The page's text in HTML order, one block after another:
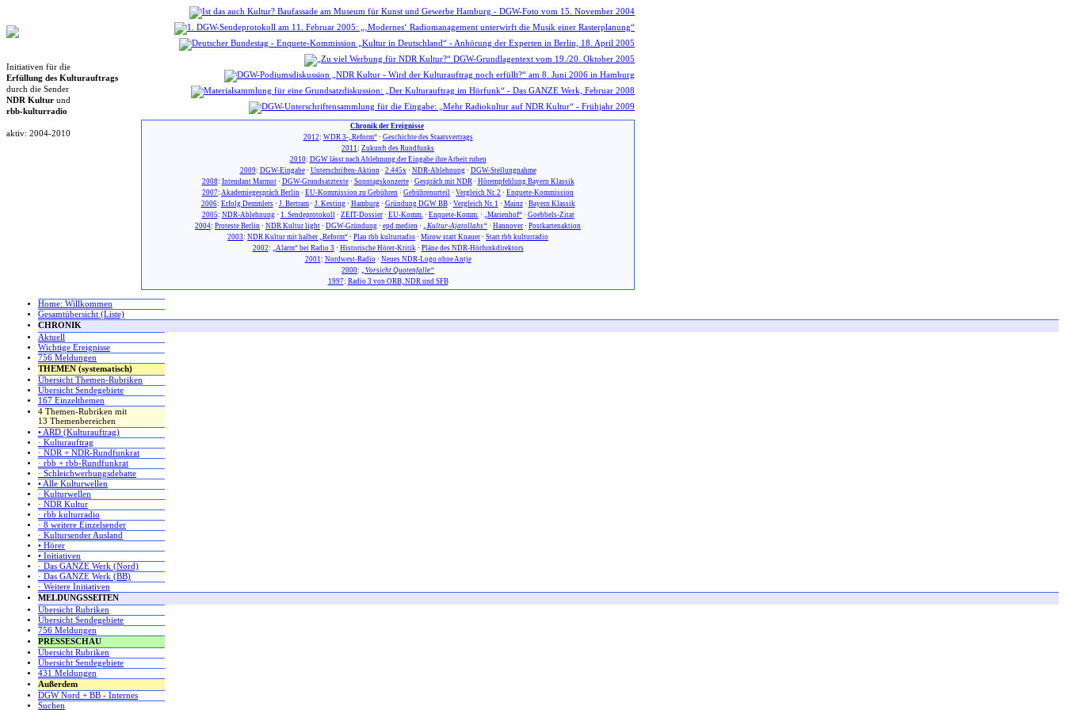
Initiativen für die
Erfüllung des Kulturauftrags
durch die Sender
NDR Kultur und
rbb-kulturradio
aktiv: 2004-2010
Chronik der Ereignisse
2012: WDR 3-„Reform“· Geschichte des Staatsvertrags
2011: Zukunft des Rundfunks
2010: DGW lässt nach Ablehnung der Eingabe ihre Arbeit ruhen
2009: DGW-Eingabe· Unterschriften-Aktion· 2.445x· NDR-Ablehnung· DGW-Stellungnahme
2008: Intendant Marmor· DGW-Grundsatztexte· Sonntagskonzerte· Gespräch mit NDR· Hörempfehlung Bayern Klassik
2007: Akademiegespräch Berlin · EU-Kommission zu Gebühren · Gebührenurteil · Vergleich Nr. 2 · Enquete-Kommission
2006: Erfolg Demmlers· J. Bertram· J. Kesting· Hamburg· Gründung DGW BB· Vergleich Nr. 1 · Mainz· Bayern Klassik
2005: NDR-Ablehnung· 1. Sendeprotokoll· ZEIT-Dossier· EU-Komm.· Enquete-Komm.· „Marienhof“· Goebbels-Zitat
2004: Proteste Berlin · NDR Kultur light · DGW-Gründung · epd medien · „Kultur-Ajatollahs“ · Hannover · Postkartenaktion
2003: NDR Kultur mit halber „Reform“ · Plan rbb kulturradio · Mirow statt Knauer · Start rbb kulturradio
2002: „Alarm“ bei Radio 3 · Historische Hörer-Kritik· Pläne des NDR-Hörfunkdirektors
2001: Nordwest-Radio· Neues NDR-Logo ohne Antje
2000: „Vorsicht Quotenfalle“
1997: Radio 3 von ORB, NDR und SFB
Home: Willkommen
Gesamtübersicht (Liste)
CHRONIK
Aktuell
Wichtige Ereignisse
756 Meldungen
THEMEN (systematisch)
Übersicht Themen-Rubriken
Übersicht Sendegebiete
167 Einzelthemen
4 Themen-Rubriken mit
13 Themenbereichen
• ARD (Kulturauftrag)
· Kulturauftrag
· NDR + NDR-Rundfunkrat
· rbb + rbb-Rundfunkrat
· Schleichwerbungsdebatte
• Alle Kulturwellen
· Kulturwellen
· NDR Kultur
· rbb kulturradio
· 8 weitere Einzelsender
· Kultursender Ausland
• Hörer
• Initiativen
· Das GANZE Werk (Nord)
· Das GANZE Werk (BB)
· Weitere Initiativen
MELDUNGSSEITEN
Übersicht Rubriken
Übersicht Sendegebiete
756 Meldungen
PRESSESCHAU
Übersicht Rubriken
Übersicht Sendegebiete
431 Meldungen
Außerdem
DGW Nord + BB - Internes
Suchen